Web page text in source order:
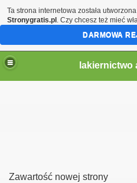
Zawartość nowej strony
Ta strona internetowa została
Stronygratis.pl . Czy chcesz też mieć
DARMOWA